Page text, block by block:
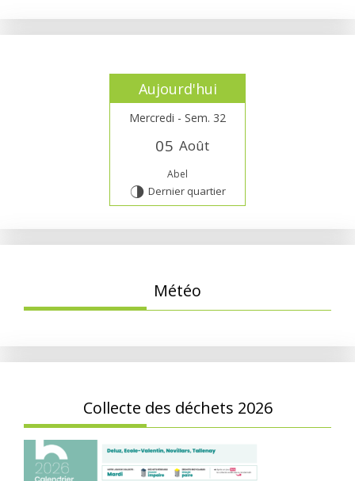
Aujourd'hui
Mercredi - Sem. 32
05 Août
Abel
T Dernier quartier
Météo
Collecte des déchets 2026